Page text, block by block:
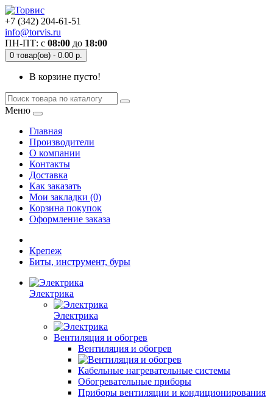
+7 (342) 204-61-51
info@torvis.ru
ПН-ПТ: с 08:00 до 18:00
0 товар(ов) - 0.00 р.
В корзине пусто!
Меню
Главная
Производители
О компании
Контакты
Доставка
Как заказать
Мои закладки (0)
Корзина покупок
Оформление заказа
Крепеж
Биты, инструмент, буры
Электрика
Электрика
Вентиляция и обогрев
Вентиляция и обогрев
Кабельные нагревательные системы
Обогревательные приборы
Приборы вентиляции и кондиционирования